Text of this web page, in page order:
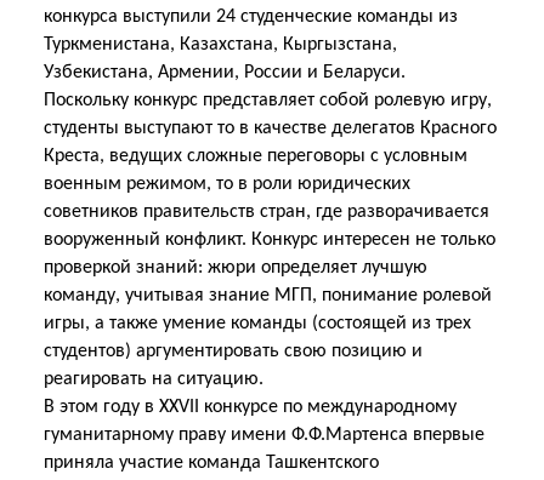
конкурса выступили 24 студенческие команды из
Туркменистана, Казахстана, Кыргызстана,
Узбекистана, Армении, России и Беларуси.
Поскольку конкурс представляет собой ролевую игру,
студенты выступают то в качестве делегатов Красного
Креста, ведущих сложные переговоры с условным
военным режимом, то в роли юридических
советников правительств стран, где разворачивается
вооруженный конфликт. Конкурс интересен не только
проверкой знаний: жюри определяет лучшую
команду, учитывая знание МГП, понимание ролевой
игры, а также умение команды (состоящей из трех
студентов) аргументировать свою позицию и
реагировать на ситуацию.
В этом году в XXVII конкурсе по международному
гуманитарному праву имени Ф.Ф.Мартенса впервые
приняла участие команда Ташкентского